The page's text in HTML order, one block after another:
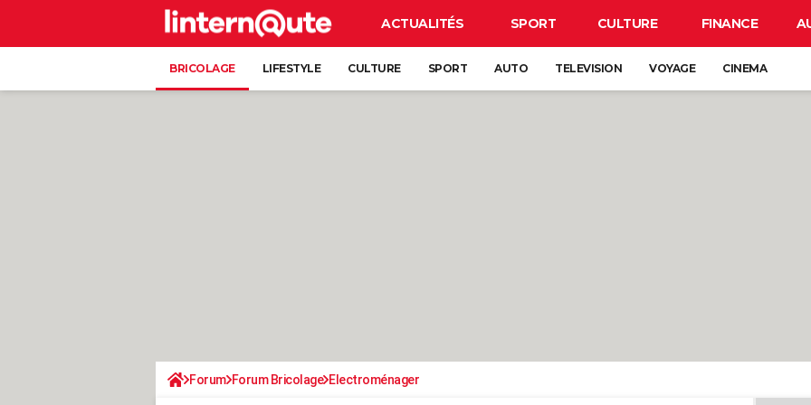
ACTUALITÉS SPORT CULTURE FINANCE
BRICOLAGE LIFESTYLE CULTURE SPORT AUTO TELEVISION VOYAGE CINEMA
Forum Forum Bricolage Electroménager